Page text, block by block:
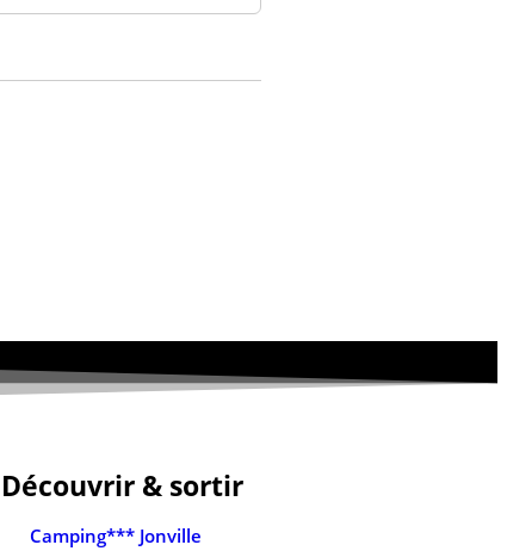
Découvrir & sortir
Camping*** Jonville